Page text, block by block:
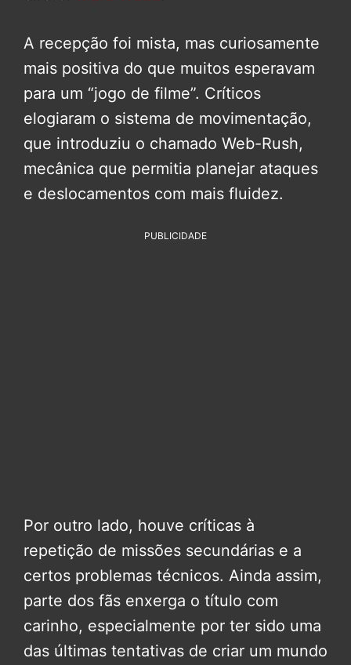
A recepção foi mista, mas curiosamente
mais positiva do que muitos esperavam
para um “jogo de filme”. Críticos
elogiaram o sistema de movimentação,
que introduziu o chamado Web-Rush,
mecânica que permitia planejar ataques
e deslocamentos com mais fluidez.
PUBLICIDADE
Por outro lado, houve críticas à
repetição de missões secundárias e a
certos problemas técnicos. Ainda assim,
parte dos fãs enxerga o título com
carinho, especialmente por ter sido uma
das últimas tentativas de criar um mundo